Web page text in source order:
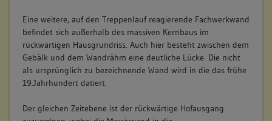
Eine weitere, auf den Treppenlauf reagierende Fachwerkwand
befindet sich außerhalb des massiven Kernbaus im
rückwärtigen Hausgrundriss. Auch hier besteht zwischen dem
Gebälk und dem Wandrähm eine deutliche Lücke. Die nicht
als ursprünglich zu bezeichnende Wand wird in die das frühe
19.Jahrhundert datiert.
Der gleichen Zeitebene ist der rückwärtige Hofausgang